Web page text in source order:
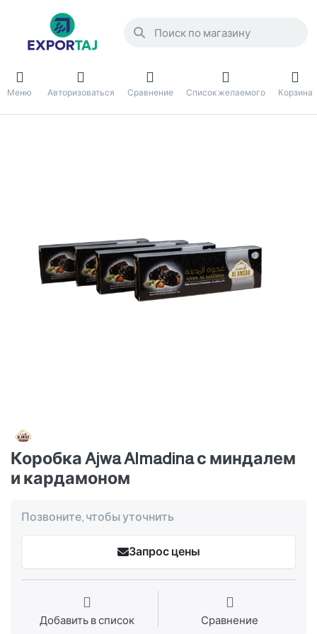
Меню Авторизоваться Сравнение Список желаемого Корзина
Коробка Ajwa Almadina с миндалем
и кардамоном
Позвоните, чтобы уточнить
Запрос цены
Добавить в список Сравнение